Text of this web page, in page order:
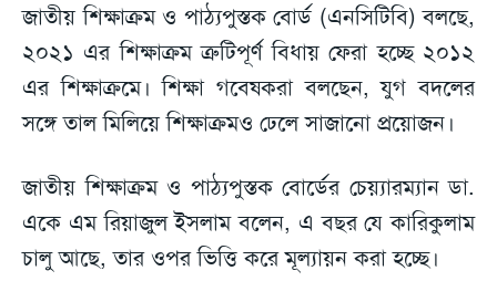
জাতীয় শিক্ষাক্রম ও পাঠ্যপুস্তক বোর্ড (এনসিটিবি) বলছে,
২০২১ এর শিক্ষাক্রম ত্রুটিপূর্ণ বিধায় ফেরা হচ্ছে ২০১২
এর শিক্ষাক্রমে। শিক্ষা গবেষকরা বলছেন, যুগ বদলের
সঙ্গে তাল মিলিয়ে শিক্ষাক্রমও ঢেলে সাজানো প্রয়োজন।
জাতীয় শিক্ষাক্রম ও পাঠ্যপুস্তক বোর্ডের চেয়্যারম্যান ডা.
একে এম রিয়াজুল ইসলাম বলেন, এ বছর যে কারিকুলাম
চালু আছে, তার ওপর ভিত্তি করে মূল্যায়ন করা হচ্ছে।